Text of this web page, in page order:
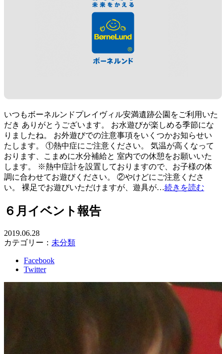
いつもボーネルンドプレイヴィル安満遺跡公園をご利用いた
だき ありがとうございます。 お水遊びが楽しめる季節にな
りましたね。 お外遊びでの注意事項をいくつかお知らせい
たします。 ①熱中症にご注意ください。 気温が高くなって
おります、こまめに水分補給と 室内での休憩をお願いいた
します。 ※熱中症計を設置しておりますので、お子様の体
調に合わせてお遊びください。 ②やけどにご注意くださ
い。 裸足でお遊びいただけますが、遊具が…続きを読む
６月イベント報告
2019.06.28
カテゴリー： 未分類
Facebook
Twitter